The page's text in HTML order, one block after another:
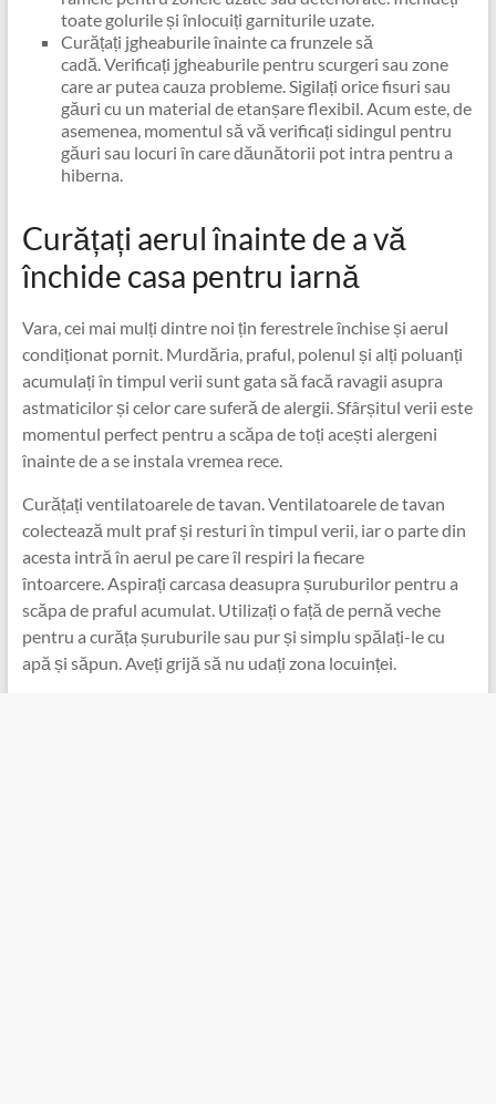
toate golurile și înlocuiți garniturile uzate.
Curățați jgheaburile înainte ca frunzele să
cadă. Verificați jgheaburile pentru scurgeri sau zone
care ar putea cauza probleme. Sigilați orice fisuri sau
găuri cu un material de etanșare flexibil. Acum este, de
asemenea, momentul să vă verificați sidingul pentru
găuri sau locuri în care dăunătorii pot intra pentru a
hiberna.
Curățați aerul înainte de a vă
închide casa pentru iarnă
Vara, cei mai mulți dintre noi țin ferestrele închise și aerul
condiționat pornit. Murdăria, praful, polenul și alți poluanți
acumulați în timpul verii sunt gata să facă ravagii asupra
astmaticilor și celor care suferă de alergii. Sfârșitul verii este
momentul perfect pentru a scăpa de toți acești alergeni
înainte de a se instala vremea rece.
Curățați ventilatoarele de tavan. Ventilatoarele de tavan
colectează mult praf și resturi în timpul verii, iar o parte din
acesta intră în aerul pe care îl respiri la fiecare
întoarcere. Aspirați carcasa deasupra șuruburilor pentru a
scăpa de praful acumulat. Utilizați o față de pernă veche
pentru a curăța șuruburile sau pur și simplu spălați-le cu
apă și săpun. Aveți grijă să nu udați zona locuinței.